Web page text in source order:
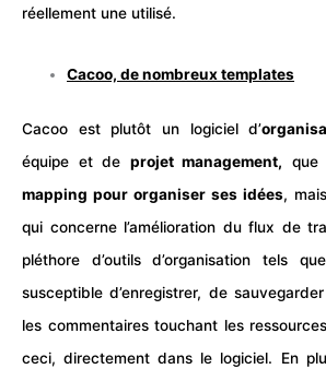
réellement une utilisé.
Cacoo, de nombreux templates
Cacoo est plutôt un logiciel d’
équipe et de projet management, que
mapping pour organiser ses idées,
qui concerne l’amélioration du flux de
pléthore d’outils d’organisation tels
susceptible d’enregistrer, de
les commentaires touchant les
ceci, directement dans le logiciel. En